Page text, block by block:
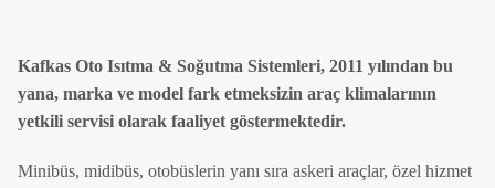
Kafkas Oto Isıtma & Soğutma Sistemleri, 2011 yılından bu
yana, marka ve model fark etmeksizin araç klimalarının
yetkili servisi olarak faaliyet göstermektedir.
Minibüs, midibüs, otobüslerin yanı sıra askeri araçlar, özel hizmet